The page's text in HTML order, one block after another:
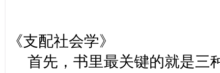
《支配社会学》
首先，书里最关键的就是三